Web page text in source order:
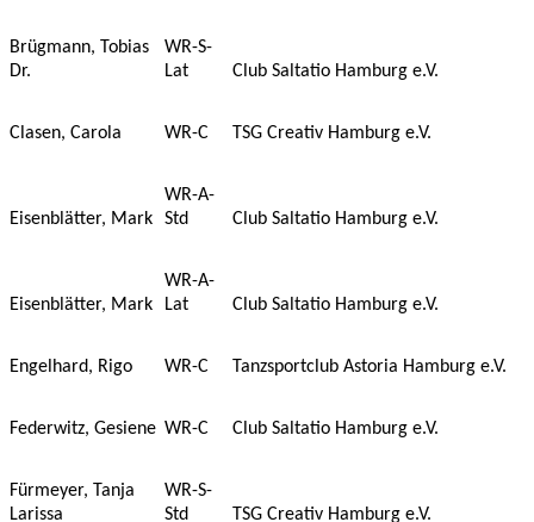
Brügmann, Tobias
Dr.
WR-S-
Lat
Club Saltatio Hamburg e.V.
Clasen, Carola WR-C TSG Creativ Hamburg e.V.
Eisenblätter, Mark
WR-A-
Std
Club Saltatio Hamburg e.V.
Eisenblätter, Mark
WR-A-
Lat
Club Saltatio Hamburg e.V.
Engelhard, Rigo WR-C Tanzsportclub Astoria Hamburg e.V.
Federwitz, Gesiene WR-C Club Saltatio Hamburg e.V.
Fürmeyer, Tanja
Larissa
WR-S-
Std
TSG Creativ Hamburg e.V.